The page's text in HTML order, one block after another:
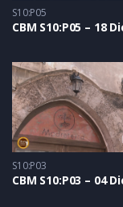
S10:P05
S10:P03